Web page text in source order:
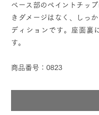
ベース部のペイントチッ
きダメージはなく、しっ
ディションです。座面裏
す。
商品番号：0823